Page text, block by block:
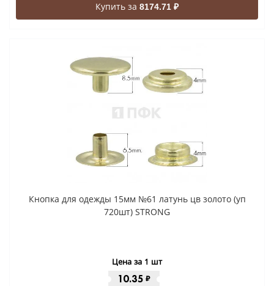
Купить за 8174.71 ₽
Кнопка для одежды 15мм №61 латунь цв золото (уп
720шт) STRONG
Цена за 1 шт
10.35 ₽